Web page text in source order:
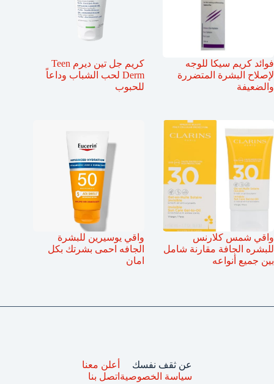
فوائد كريم سيكا للوجه
لإصلاح البشرة المتضررة
والضعيفة
كريم جل تين ديرم Teen
Derm لحب الشباب وداعاً
للحبوب
واقي شمس كلارنس
للبشره الجافة مقارنة شامل
بين جميع أنواعه
واقي يوسيرين للبشرة
الجافه احمى بشرتك بكل
امان
عن ثقف نفسك
سياسة الخصوصية
أعلن معنا
اتصل بنا